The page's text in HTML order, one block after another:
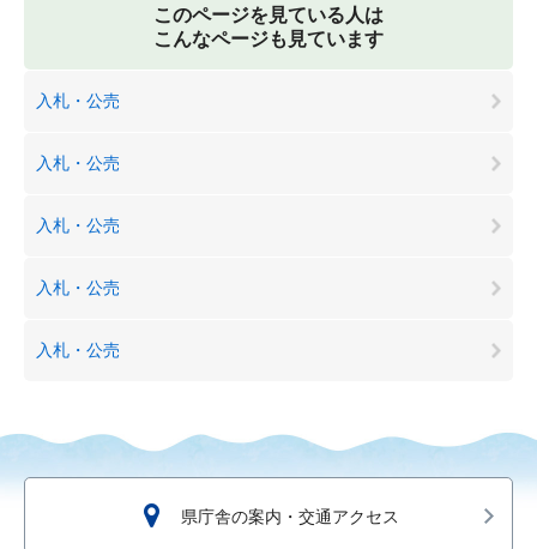
このページを見ている人は
こんなページも見ています
入札・公売
入札・公売
入札・公売
入札・公売
入札・公売
県庁舎の案内・交通アクセス